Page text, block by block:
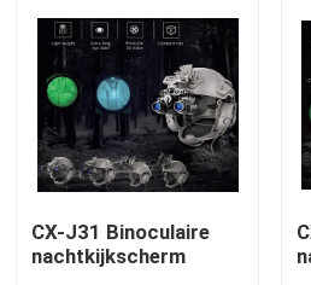
Over ons
Fabriekstocht
CX-J31 Binoculaire
nachtkijkscherm